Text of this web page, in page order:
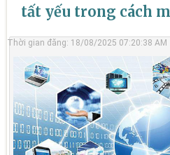
tất yếu trong cách
Thời gian đăng: 18/08/2025 07:20:38 AM